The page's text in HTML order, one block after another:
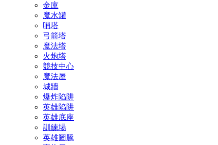
金庫
魔水罐
哨塔
弓箭塔
魔法塔
火炮塔
競技中心
魔法屋
城牆
爆炸陷阱
英雄陷阱
英雄底座
訓練場
英雄圖騰